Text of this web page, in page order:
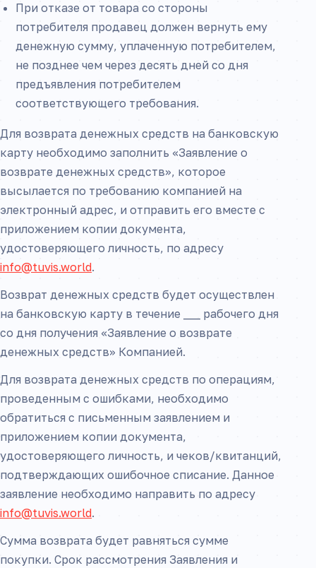
При отказе от товара со стороны
потребителя продавец должен вернуть ему
денежную сумму, уплаченную потребителем,
не позднее чем через десять дней со дня
предъявления потребителем
соответствующего требования.
Для возврата денежных средств на банковскую
карту необходимо заполнить «Заявление о
возврате денежных средств», которое
высылается по требованию компанией на
электронный адрес, и отправить его вместе с
приложением копии документа,
удостоверяющего личность, по адресу
info@tuvis.world.
Возврат денежных средств будет осуществлен
на банковскую карту в течение ___ рабочего дня
со дня получения «Заявление о возврате
денежных средств» Компанией.
Для возврата денежных средств по операциям,
проведенным с ошибками, необходимо
обратиться с письменным заявлением и
приложением копии документа,
удостоверяющего личность, и чеков/квитанций,
подтверждающих ошибочное списание. Данное
заявление необходимо направить по адресу
info@tuvis.world.
Сумма возврата будет равняться сумме
покупки. Срок рассмотрения Заявления и